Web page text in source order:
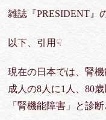
雑誌『PRESIDENT』
以下、引用☟
現在の日本では、腎機
成人の8人に1人、80
「腎機能障害」と診